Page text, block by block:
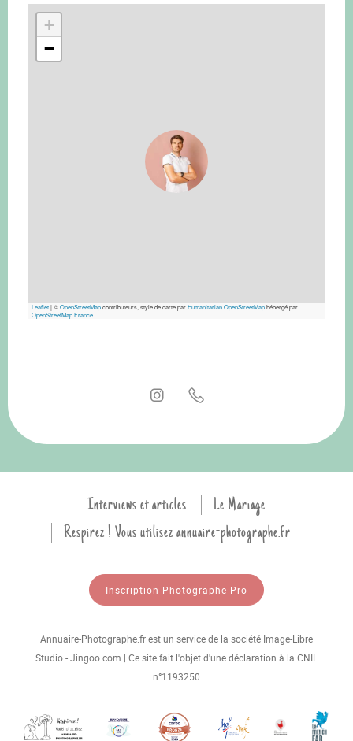
+
−
Leaflet|©OpenStreetMapcontributeurs, style de carte parHumanitarian OpenStreetMaphébergé par
OpenStreetMap France
Interviews et articles
Le Mariage
Respirez ! Vous utilisez annuaire-photographe.fr
Inscription Photographe Pro
Annuaire-Photographe.fr est un service de la société Image-Libre
Studio - Jingoo.com | Ce site fait l'objet d'une déclaration à la CNIL
n°1193250